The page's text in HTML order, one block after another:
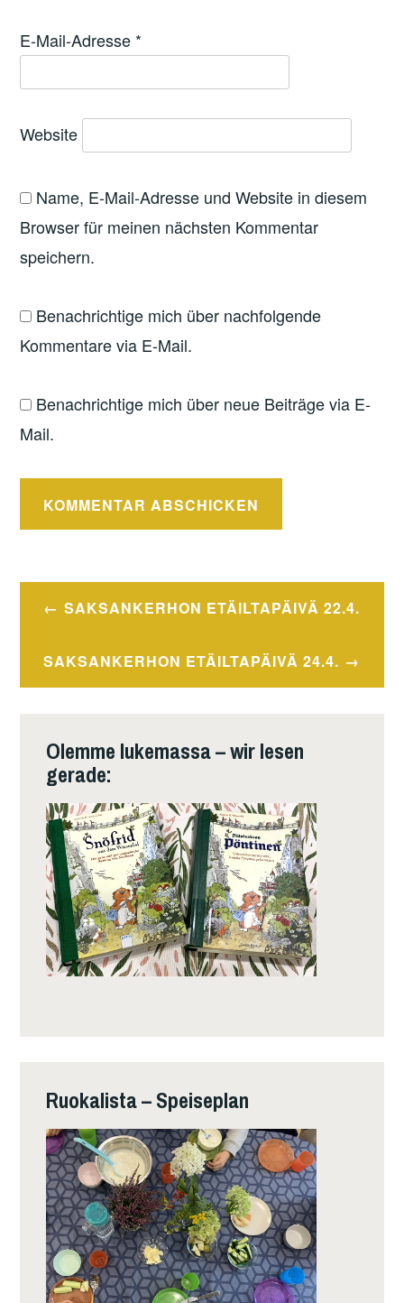
E-Mail-Adresse *
Website
Name, E-Mail-Adresse und Website in diesem
Browser für meinen nächsten Kommentar
speichern.
Benachrichtige mich über nachfolgende
Kommentare via E-Mail.
Benachrichtige mich über neue Beiträge via E-
Mail.
Beitragsnavigation
SAKSANKERHON ETÄILTAPÄIVÄ 22.4.
SAKSANKERHON ETÄILTAPÄIVÄ 24.4.
Olemme lukemassa – wir lesen
gerade:
Ruokalista – Speiseplan